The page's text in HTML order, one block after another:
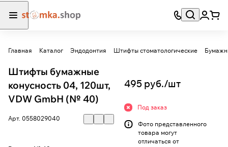
Главная Каталог Эндодонтия Штифты стоматологические
Штифты бумажные
конусность 04, 120шт,
VDW GmbH (№ 40)
Арт. 0558029040
495 руб./шт
Под заказ
Фото представленного
товара могут
отличаться от